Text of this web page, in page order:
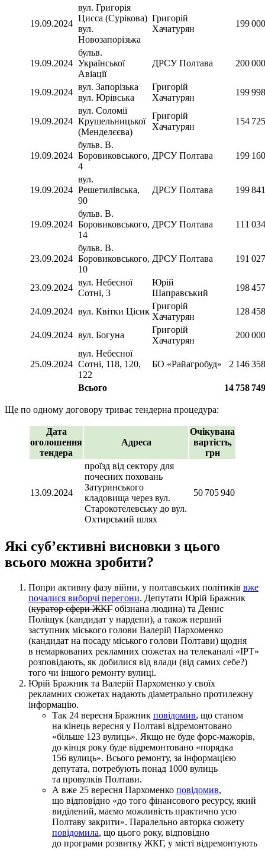
19.09.2024
вул. Григорія
Цисса (Сурікова)
вул.
Новозапорізька
Григорій
Хачатурян
199 000
19.09.2024
бульв.
Української
Авіації
ДРСУ Полтава 200 000
19.09.2024
вул. Запорізька
вул. Юрівська
Григорій
Хачатурян
199 998
19.09.2024
вул. Соломії
Крушельницької
(Менделєєва)
Григорій
Хачатурян
154 725
19.09.2024
бульв. В.
Боровиковського,
4
ДРСУ Полтава 199 160
19.09.2024
вул.
Решетилівська,
90
ДРСУ Полтава 199 841
19.09.2024
бульв. В.
Боровиковського,
14
ДРСУ Полтава 111 034
23.09.2024
бульв. В.
Боровиковського,
10
ДРСУ Полтава 191 027
23.09.2024
вул. Небесної
Сотні, 3
Юрій
Шаправський
198 457
24.09.2024 вул. Квітки Цісик
Григорій
Хачатурян
128 458
24.09.2024 вул. Богуна
Григорій
Хачатурян
200 000
25.09.2024
вул. Небесної
Сотні, 118, 120,
122
БО «Райагробуд» 2 146 358
Всього 14 758 749
Ще по одному договору триває тендерна процедура:
Дата
оголошення
тендера
Адреса
Очікувана
вартість,
грн
13.09.2024
проїзд від сектору для
почесних поховань
Затуринського
кладовища через вул.
Старокотелевську до вул.
Охтирський шлях
50 705 940
Які суб’єктивні висновки з цього
всього можна зробити?
Попри активну фазу війни, у полтавських політиків вже
почалися виборчі перегони. Депутати Юрій Бражник
(куратор сфери ЖКГ обізнана людина) та Денис
Поліщук (кандидат у нардепи), а також перший
заступник міського голови Валерій Пархоменко
(кандидат на посаду міського голови Полтави) щодня
в немаркованих рекламних сюжетах на телеканалі «ІРТ»
розповідають, як добилися від влади (від самих себе?)
того чи іншого ремонту вулиці.
Юрій Бражник та Валерій Пархоменко у своїх
рекламних сюжетах надають діаметрально протилежну
інформацію.
Так 24 вересня Бражник повідомив, що станом
на кінець вересня у Полтаві відремонтовано
«більше 123 вулиць». Якщо не буде форс-мажорів,
до кінця року буде відремонтовано «порядка
156 вулиць». Всього ремонту, за інформацією
депутата, потребують понад 1000 вулиць
та провулків Полтави.
А вже 25 вересня Пархоменко повідомив,
що відповідно «до того фінансового ресурсу, який
виділений, маємо можливість практично усю
Полтаву закрити». Паралельно авторка сюжету
повідомила, що цього року, відповідно
до програми розвитку ЖКГ, у місті відремонтують